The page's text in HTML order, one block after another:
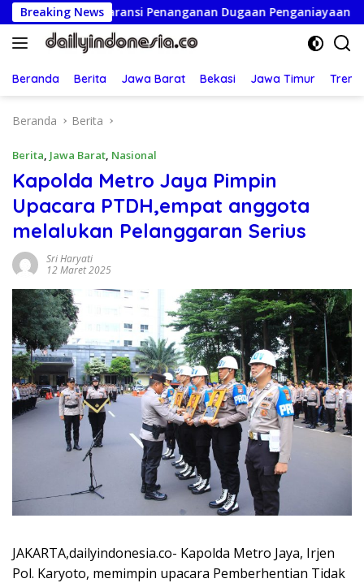
Langsung
ke
konten
Breaking NewsPenanganan Dugaan Penganiayaan Ketua
Beranda Berita Jawa Barat Bekasi Jawa Timur
Beranda Berita
Berita, Jawa Barat, Nasional
Kapolda Metro Jaya Pimpin
Upacara PTDH,empat anggota
melalukan Pelanggaran Serius
Sri Haryati
12 Maret 2025
JAKARTA,dailyindonesia.co- Kapolda Metro Jaya, Irjen
Pol. Karyoto, memimpin upacara Pemberhentian Tidak